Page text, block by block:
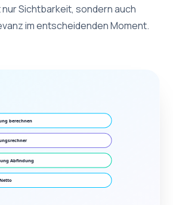
Sichtbarkeit, sondern auch
im entscheidenden Moment.